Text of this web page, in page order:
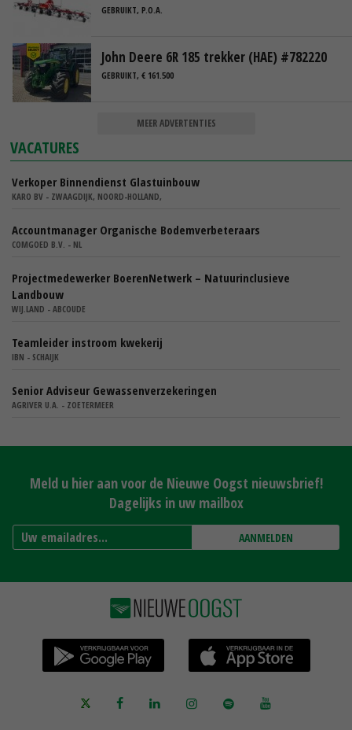
GEBRUIKT, P.O.A.
John Deere 6R 185 trekker (HAE) #782220
GEBRUIKT, € 161.500
MEER ADVERTENTIES
VACATURES
Verkoper Binnendienst Glastuinbouw
KARO BV - ZWAAGDIJK, NOORD-HOLLAND,
Accountmanager Organische Bodemverbeteraars
COMGOED B.V. - NL
Projectmedewerker BoerenNetwerk – Natuurinclusieve
Landbouw
WIJ.LAND - ABCOUDE
Teamleider instroom kwekerij
IBN - SCHAIJK
Senior Adviseur Gewassenverzekeringen
AGRIVER U.A. - ZOETERMEER
Meld u hier aan voor de Nieuwe Oogst nieuwsbrief!
Dagelijks in uw mailbox
AANMELDEN